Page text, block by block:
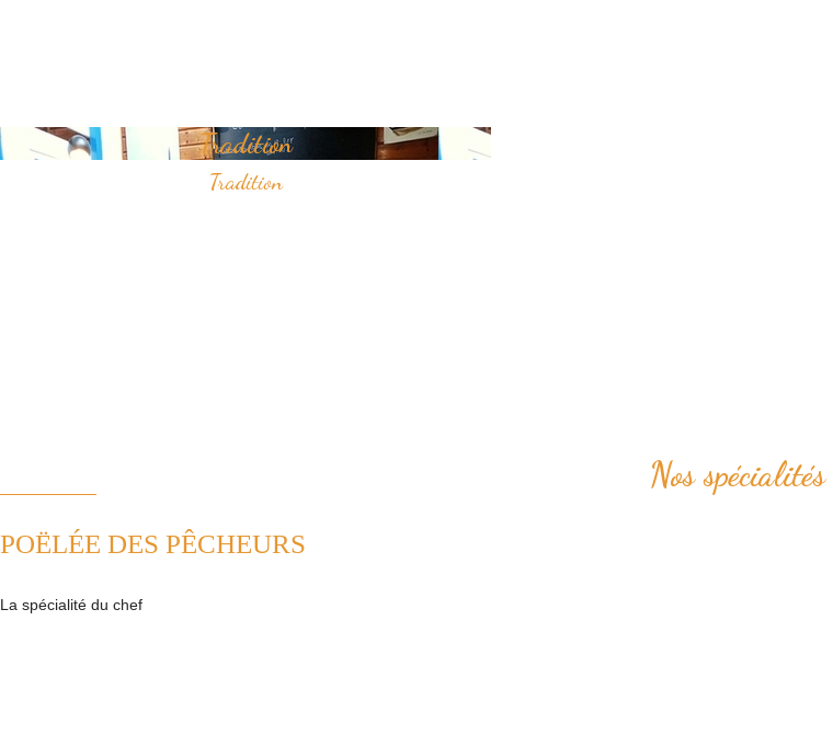
Tradition
Tradition
Nos spécialités
POËLÉE DES PÊCHEURS
La spécialité du chef